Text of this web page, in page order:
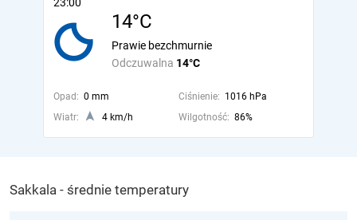
14°C
Odczuwalna 14°C
Prawie bezchmurnie
Opad: 0 mm Ciśnienie: 1016 hPa
Wiatr:
4 km/h Wilgotność: 86%
Sakkala - średnie temperatury